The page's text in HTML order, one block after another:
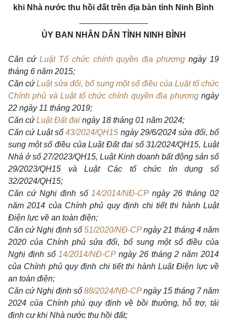
khi Nhà nước thu hồi đất trên địa bàn tỉnh Ninh Bình
ỦY BAN NHÂN DÂN TỈNH NINH BÌNH
Căn cứ Luật Tổ chức chính quyền địa phươngngày 19
tháng 6 năm 2015;
Căn cứLuật sửa đổi, bổ sung một số điều của Luật tổ chức
Chính phủ và Luật tổ chức chính quyền địa phươngngày
22 ngày 11 tháng 2019;
Căn cứLuật Đất đai ngày 18 tháng 01 năm 2024;
Căn cứ Luật số43/2024/QH15 ngày 29/6/2024 sửa đổi, bổ
sung một số điều của Luật Đất đai số 31/2024/QH15, Luật
Nhà ở số 27/2023/QH15, Luật Kinh doanh bất động sản số
29/2023/QH15 và Luật Các tổ chức tín dụng số
32/2024/QH15;
Căn cứ Nghị định số 14/2014/NĐ-CPngày 26 tháng 02
năm 2014 của Chính phủ quy định chi tiết thi hành Luật
Điện lực về an toàn điện;
Căn cứ Nghị định số 51/2020/NĐ-CPngày 21 tháng 4 năm
2020 của Chính phủ sửa đổi, bổ sung một số điều của
Nghị định số 14/2014/NĐ-CPngày 26 tháng 2 năm 2014
của Chính phủ quy định chi tiết thi hành Luật Điện lực về
an toàn điện;
Căn cứ Nghị định số 88/2024/NĐ-CPngày 15 tháng 7 năm
2024 của Chính phủ quy định về bồi thường, hỗ trợ, tái
định cư khi Nhà nước thu hồi đất;